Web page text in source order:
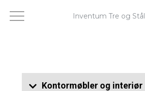
Kontormøbler og interiør
Inventum Tre og Stål